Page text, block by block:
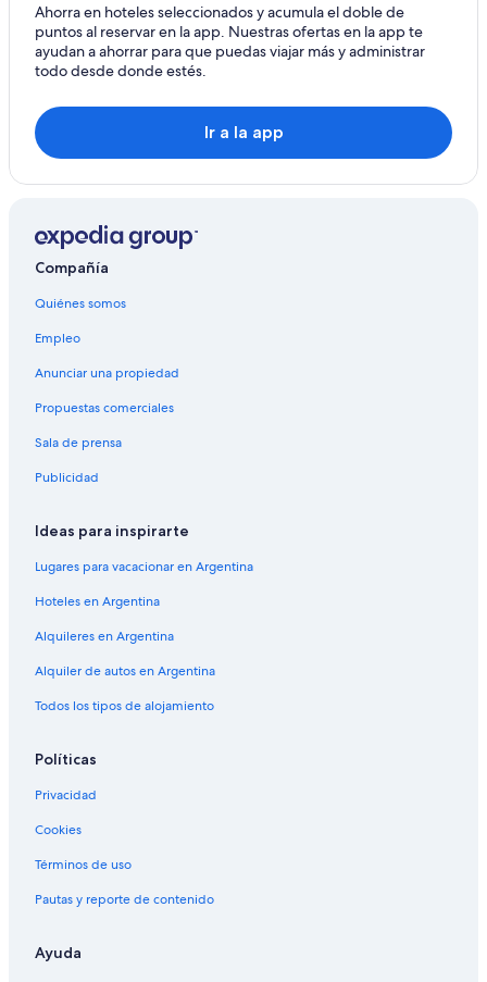
Ahorra en hoteles seleccionados y acumula el doble de
puntos al reservar en la app. Nuestras ofertas en la app te
ayudan a ahorrar para que puedas viajar más y administrar
todo desde donde estés.
Ir a la app
Compañía
Quiénes somos
Empleo
Anunciar una propiedad
Propuestas comerciales
Sala de prensa
Publicidad
Ideas para inspirarte
Lugares para vacacionar en Argentina
Hoteles en Argentina
Alquileres en Argentina
Alquiler de autos en Argentina
Todos los tipos de alojamiento
Políticas
Privacidad
Cookies
Términos de uso
Pautas y reporte de contenido
Ayuda